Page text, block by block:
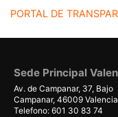
PORTAL DE
Sede Principal
Av. de Campanar, 37, Bajo
Campanar, 46009 Valencia
Telefono: 601 30 83 74